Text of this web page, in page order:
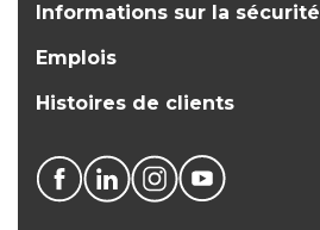
Informations sur la sécurité
Emplois
Histoires de clients